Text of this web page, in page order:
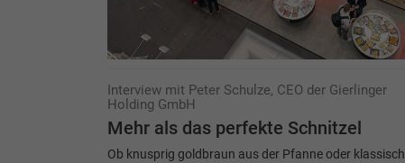
Interview mit Peter Schulze, CEO der Gierlinger
Holding GmbH
Mehr als das perfekte Schnitzel
Ob knusprig goldbraun aus der Pfanne oder klassisch